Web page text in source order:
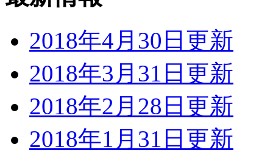
2018年4月30日更新
2018年3月31日更新
2018年2月28日更新
2018年1月31日更新